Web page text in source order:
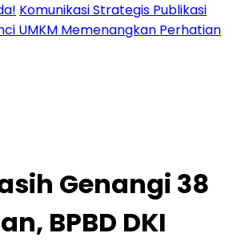
Komunikasi Strategis Publikasi
UMKM Memenangkan Perhatian
Genangi 38
BPBD DKI